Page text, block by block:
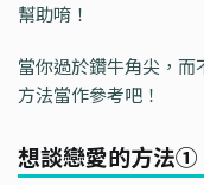
幫助唷！
當你過於鑽牛角尖，
方法當作參考吧！
想談戀愛的方法